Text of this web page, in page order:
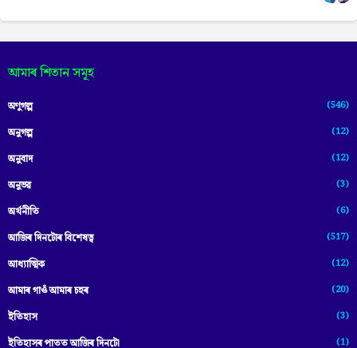
আমাৰ শিতান সমূহ
অণুগল্প (546)
অনুগল্প (12)
অনুবাদ (12)
অনুভৱ (3)
অৰ্থনীতি (6)
আজিৰ দিনটোৰ বিশেষত্ব (517)
আধ্যাত্মিক (12)
আমাৰ গাওঁ আমাৰ চহৰ (20)
ইতিহাস (3)
ইতিহাসৰ পাতত আজিৰ দিনটো (1)